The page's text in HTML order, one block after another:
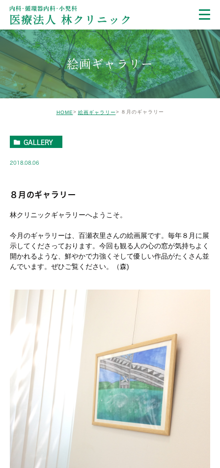
絵画ギャラリー
HOME 絵画ギャラリー ８月のギャラリー
GALLERY
2018.08.06
８月のギャラリー
林クリニックギャラリーへようこそ。
今月のギャラリーは、百瀬衣里さんの絵画展です。毎年８月に展
示してくださっております。今回も観る人の心の窓が気持ちよく
開かれるような、鮮やかで力強くそして優しい作品がたくさん並
んでいます。ぜひご覧ください。（森)